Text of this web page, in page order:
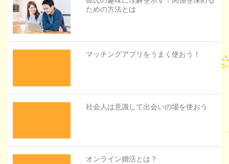
ための方法とは
マッチングアプリをうまく使おう！
社会人は意識して出会いの場を使おう
オンライン婚活とは？